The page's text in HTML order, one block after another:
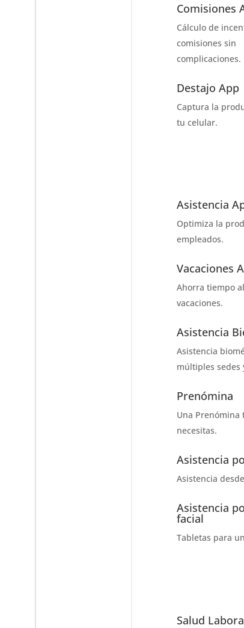
Comisiones
Cálculo de
comisiones sin
complicaciones.
Destajo App
Captura la
tu celular.
Asistencia
Optimiza la
empleados.
Vacaciones
Ahorra tiempo
vacaciones.
Asistencia
Asistencia
múltiples sedes
Prenómina
Una Prenómina
necesitas​.
Asistencia
Asistencia
Asistencia
facial
Tabletas para
Salud